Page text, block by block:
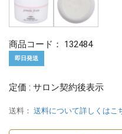
商品コード： 132484
即日発送
定価 : サロン契約後表示
送料： 送料について詳しくはこ